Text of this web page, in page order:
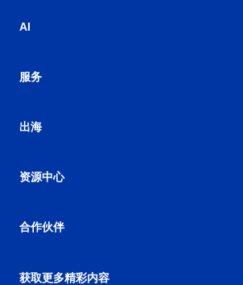
AI
服务
出海
资源中心
合作伙伴
获取更多精彩内容